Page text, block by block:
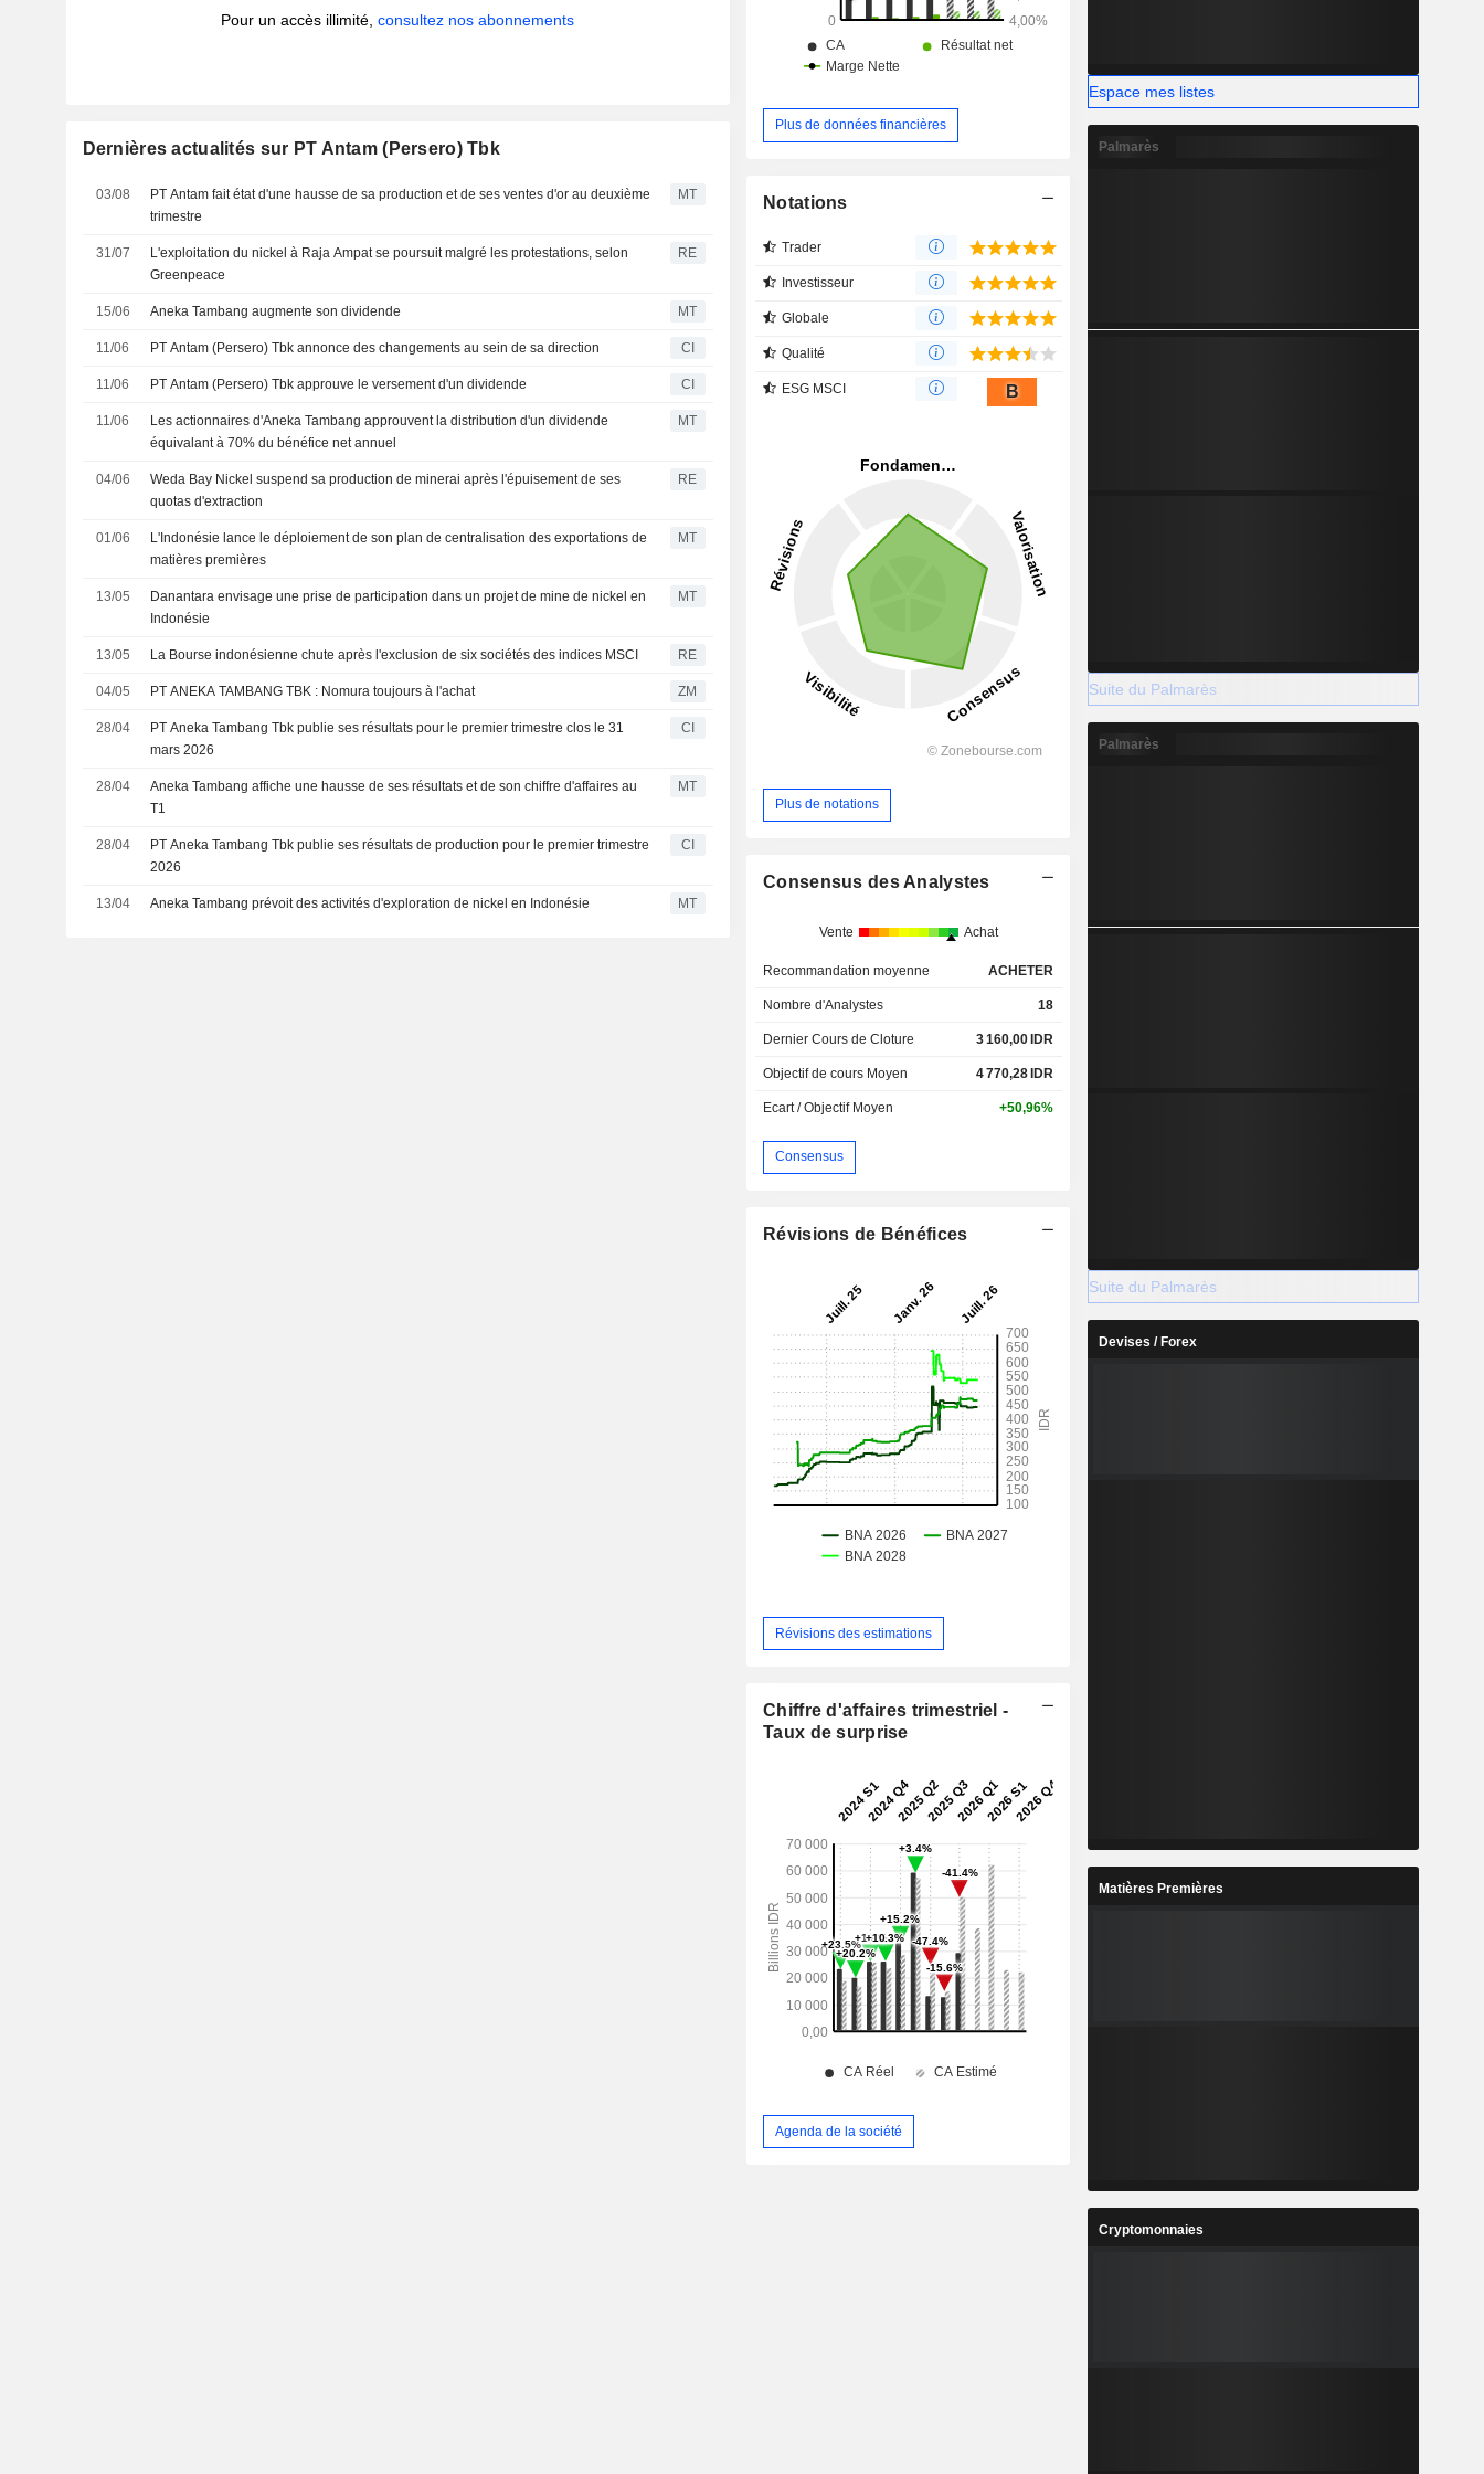
Pour un accès illimité,consultez nos abonnements
Dernières actualités sur PT Antam (Persero) Tbk
03/08
PT Antam fait état d'une hausse de sa production et de ses ventes d'or au deuxième
trimestre
MT
31/07
L'exploitation du nickel à Raja Ampat se poursuit malgré les protestations, selon
Greenpeace
RE
15/06 Aneka Tambang augmente son dividende MT
11/06 PT Antam (Persero) Tbk annonce des changements au sein de sa direction CI
11/06 PT Antam (Persero) Tbk approuve le versement d'un dividende CI
11/06
Les actionnaires d'Aneka Tambang approuvent la distribution d'un dividende
équivalant à 70% du bénéfice net annuel
MT
04/06
Weda Bay Nickel suspend sa production de minerai après l'épuisement de ses
quotas d'extraction
RE
01/06
L'Indonésie lance le déploiement de son plan de centralisation des exportations de
matières premières
MT
13/05
Danantara envisage une prise de participation dans un projet de mine de nickel en
Indonésie
MT
13/05 La Bourse indonésienne chute après l'exclusion de six sociétés des indices MSCI RE
04/05 PT ANEKA TAMBANG TBK : Nomura toujours à l'achat ZM
28/04
PT Aneka Tambang Tbk publie ses résultats pour le premier trimestre clos le 31
mars 2026
CI
28/04
Aneka Tambang affiche une hausse de ses résultats et de son chiffre d'affaires au
T1
MT
28/04
PT Aneka Tambang Tbk publie ses résultats de production pour le premier trimestre
2026
CI
13/04 Aneka Tambang prévoit des activités d'exploration de nickel en Indonésie MT
Plus de données financières
Notations
Trader
Investisseur
Globale
Qualité
ESG MSCI B
Plus de notations
Consensus des Analystes
Vente Achat
Recommandation moyenne ACHETER
Nombre d'Analystes 18
Dernier Cours de Cloture 3 160,00IDR
Objectif de cours Moyen 4 770,28IDR
Ecart / Objectif Moyen +50,96%
Consensus
Révisions de Bénéfices
Révisions des estimations
Chiffre d'affaires trimestriel -
Taux de surprise
Agenda de la société
Espace mes listes
Palmarès
Suite du Palmarès
Palmarès
Suite du Palmarès
Devises / Forex
Matières Premières
Cryptomonnaies